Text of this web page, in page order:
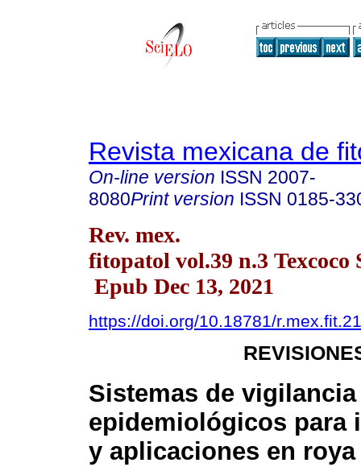
Revista mexicana de
On-line version ISSN 2007-
8080Print version ISSN 0185-
Rev. mex.
fitopatol vol.39 n.3 Texcoco
Epub Dec 13, 2021
https://doi.org/10.18781/
Sistemas de vigilancia
epidemiológicos para
y aplicaciones en